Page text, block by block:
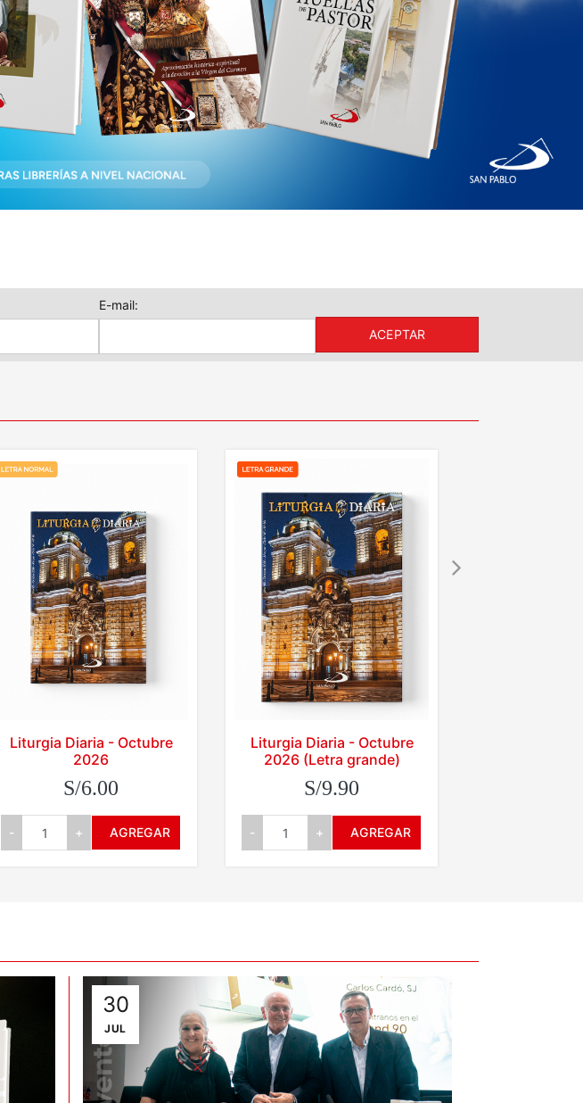
E-mail:
ACEPTAR
Liturgia Diaria - Octubre
2026
S/6.00
- + AGREGAR
Liturgia Diaria - Octubre
2026 (Letra grande)
S/9.90
- + AGREGAR
30
JUL